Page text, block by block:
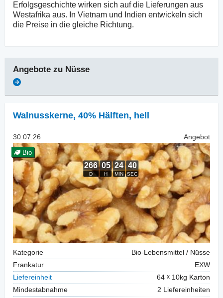
Erfolgsgeschichte wirken sich auf die Lieferungen aus
Westafrika aus. In Vietnam und Indien entwickeln sich
die Preise in die gleiche Richtung.
Angebote zu Nüsse
Walnusskerne, 40% Hälften, hell
30.07.26 Angebot
Bio
Kategorie
Bio-Lebensmittel / Nüsse
Frankatur
EXW
Liefereinheit
64
10kg Karton
Mindestabnahme
2 Liefereinheiten